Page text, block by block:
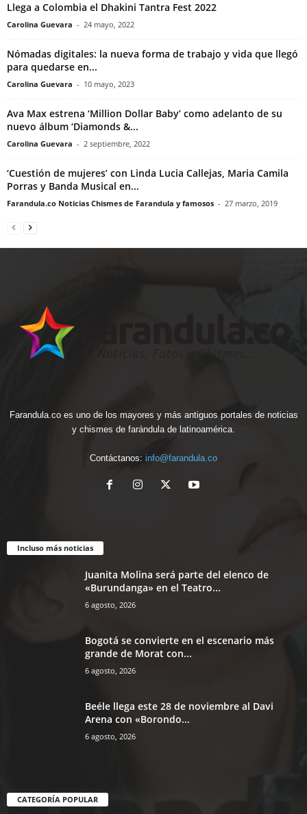
Llega a Colombia el Dhakini Tantra Fest 2022
Carolina Guevara - 24 mayo, 2022
Nómadas digitales: la nueva forma de trabajo y vida que llegó
para quedarse en...
Carolina Guevara - 10 mayo, 2023
Ava Max estrena ‘Million Dollar Baby’ como adelanto de su
nuevo álbum ‘Diamonds &...
Carolina Guevara - 2 septiembre, 2022
‘Cuestión de mujeres’ con Linda Lucia Callejas, Maria Camila
Porras y Banda Musical en...
Farandula.co Noticias Chismes de Farandula y famosos - 27 marzo, 2019
Farandula.co es uno de los mayores y más antiguos portales de noticias
y chismes de farándula de latinoamérica.
Contáctanos: info@farandula.co
Incluso más noticias
Juanita Molina será parte del elenco de
«Burundanga» en el Teatro...
6 agosto, 2026
Bogotá se convierte en el escenario más
grande de Morat con...
6 agosto, 2026
Beéle llega este 28 de noviembre al Davi
Arena con «Borondo...
6 agosto, 2026
CATEGORÍA POPULAR